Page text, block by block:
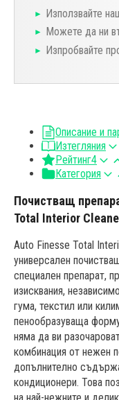
Използвайте
Можете да ни
Изпробвайте
Описание и
Изтегляния
Рейтинг4
Категория
Почистващ
Total Interior
Auto Finesse Total
универсален
специален препарат,
изисквания,
гума, текстил или
пенообразуваща
няма да ви
комбинация от нежен
допълнително
кондиционери. Това
на най-нежните и